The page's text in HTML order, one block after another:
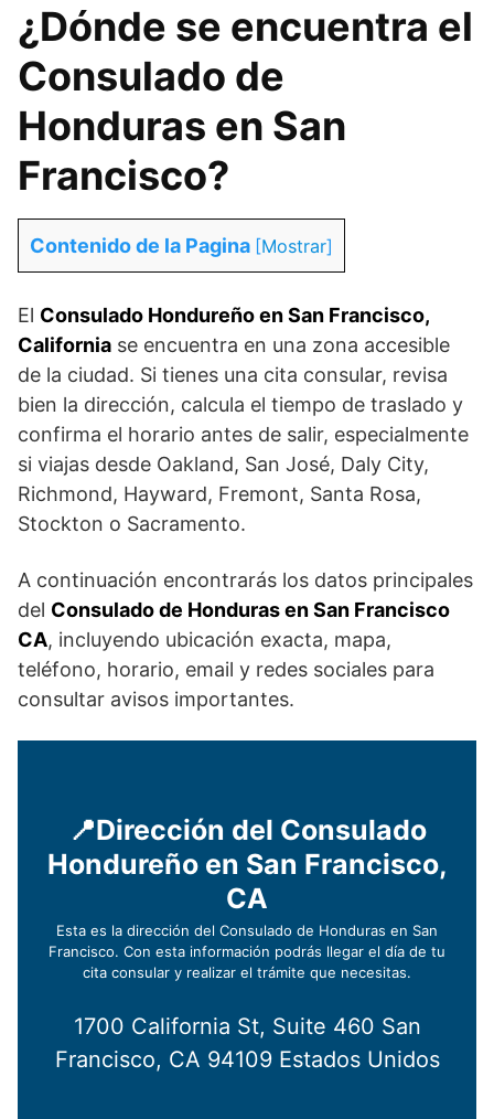
¿Dónde se encuentra el
Consulado de
Honduras en San
Francisco?
Contenido de la Pagina [Mostrar]
El Consulado Hondureño en San Francisco,
California se encuentra en una zona accesible
de la ciudad. Si tienes una cita consular, revisa
bien la dirección, calcula el tiempo de traslado y
confirma el horario antes de salir, especialmente
si viajas desde Oakland, San José, Daly City,
Richmond, Hayward, Fremont, Santa Rosa,
Stockton o Sacramento.
A continuación encontrarás los datos principales
del Consulado de Honduras en San Francisco
CA, incluyendo ubicación exacta, mapa,
teléfono, horario, email y redes sociales para
consultar avisos importantes.
📍Dirección del Consulado
Hondureño en San Francisco,
CA
Esta es la dirección del Consulado de Honduras en San
Francisco. Con esta información podrás llegar el día de tu
cita consular y realizar el trámite que necesitas.
1700 California St, Suite 460 San
Francisco, CA 94109 Estados Unidos